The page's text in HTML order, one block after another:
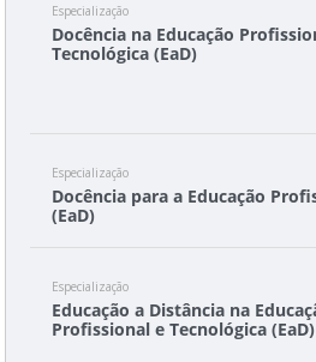
Especialização
Docência na Educação
Tecnológica (EaD)
Especialização
Docência para a Educação
(EaD)
Especialização
Educação a Distância na
Profissional e Tecnológica (EaD)